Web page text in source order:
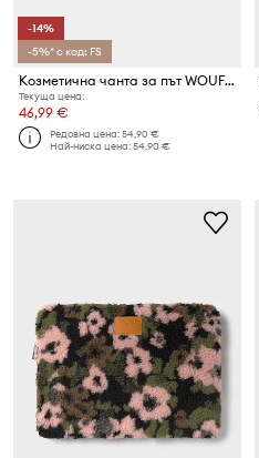
-14%
-5%* с код: FS
Козметична чанта за път WOUF Wildflower 20 x 15 x 12 cm
Текуща цена:
46,99 €
Редовна цена:54,90 €
Най-ниска цена:54,90 €